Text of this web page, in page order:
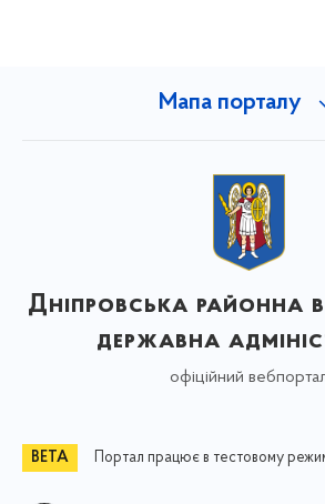
Мапа порталу
Дніпровська районна в
державна
офіційний
Портал працює в тестовому